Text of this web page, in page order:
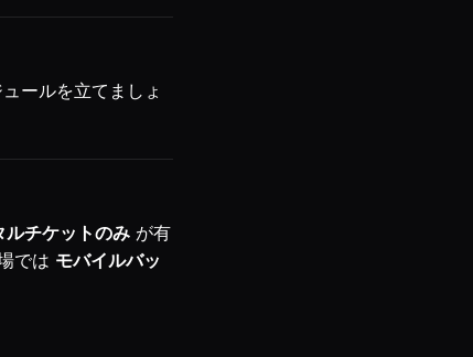
ールを立てましょ
ルチケットのみ が有
では モバイルバッ